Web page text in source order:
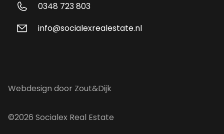
0348 723 803
info@socialexrealestate.nl
Webdesign door Zout&Dijk
©2026 Socialex Real Estate